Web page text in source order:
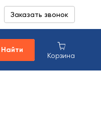
Заказать звонок
Найти
Корзина